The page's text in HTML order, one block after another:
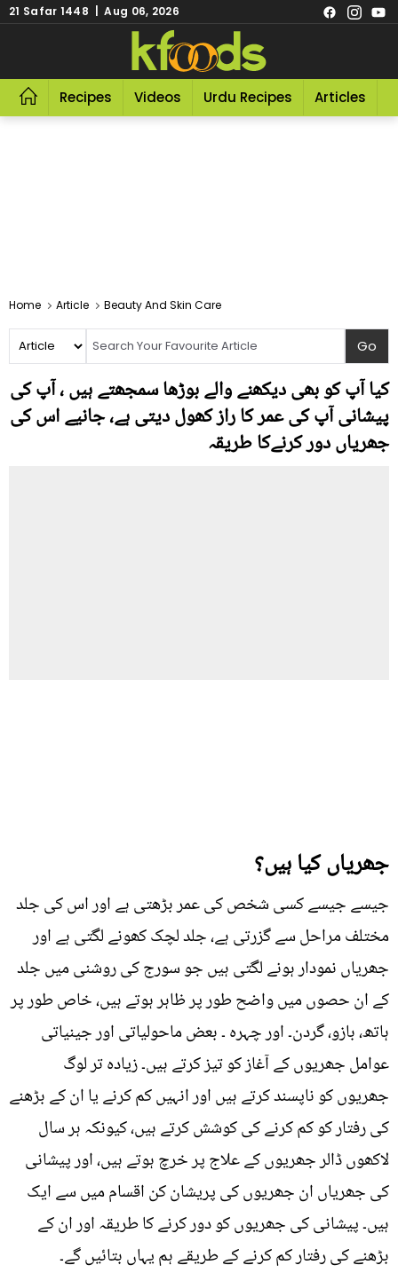
21 Safar 1448 | Aug 06, 2026
Recipes Videos Urdu Recipes Articles
Home Article Beauty And Skin Care
کیا آپ کو بھی دیکھنے والے بوڑھا سمجھتے ہیں ، آپ کی
پیشانی آپ کی عمر کا راز کھول دیتی ہے، جانیے اس کی
جھریاں دور کرنےکا طریقہ
جھریاں کیا ہیں؟
جیسے جیسے کسی شخص کی عمر بڑھتی ہے اور اس کی جلد
مختلف مراحل سے گزرتی ہے، جلد لچک کھونے لگتی ہے اور
جھریاں نمودار ہونے لگتی ہیں جو سورج کی روشنی میں جلد
کے ان حصوں میں واضح طور پر ظاہر ہوتے ہیں، خاص طور پر
ہاتھ، بازو، گردن۔ اور چہرہ ۔ بعض ماحولیاتی اور جینیاتی
عوامل جھریوں کے آغاز کو تیز کرتے ہیں۔ زیادہ تر لوگ
جھریوں کو ناپسند کرتے ہیں اور انہیں کم کرنے یا ان کے بڑھنے
کی رفتار کو کم کرنے کی کوشش کرتے ہیں، کیونکہ ہر سال
لاکھوں ڈالر جھریوں کے علاج پر خرچ ہوتے ہیں، اور پیشانی
کی جھریاں ان جھریوں کی پریشان کن اقسام میں سے ایک
ہیں۔ پیشانی کی جھریوں کو دور کرنے کا طریقہ اور ان کے
بڑھنے کی رفتار کم کرنے کے طریقے ہم یہاں بتائیں گے۔